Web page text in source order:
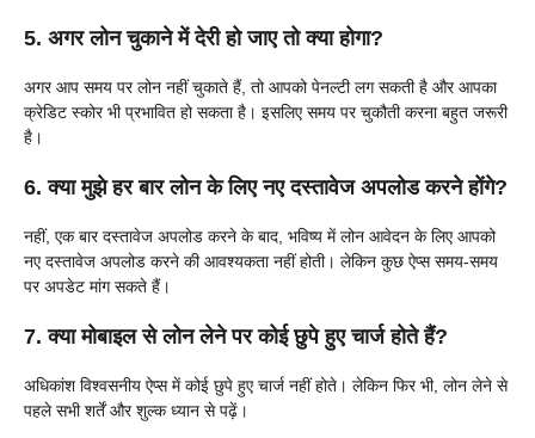
5. अगर लोन चुकाने में देरी हो जाए तो क्या होगा?
अगर आप समय पर लोन नहीं चुकाते हैं, तो आपको पेनल्टी लग सकती है और आपका
क्रेडिट स्कोर भी प्रभावित हो सकता है। इसलिए समय पर चुकौती करना बहुत जरूरी
है।
6. क्या मुझे हर बार लोन के लिए नए दस्तावेज अपलोड करने होंगे?
नहीं, एक बार दस्तावेज अपलोड करने के बाद, भविष्य में लोन आवेदन के लिए आपको
नए दस्तावेज अपलोड करने की आवश्यकता नहीं होती। लेकिन कुछ ऐप्स समय-समय
पर अपडेट मांग सकते हैं।
7. क्या मोबाइल से लोन लेने पर कोई छुपे हुए चार्ज होते हैं?
अधिकांश विश्वसनीय ऐप्स में कोई छुपे हुए चार्ज नहीं होते। लेकिन फिर भी, लोन लेने से
पहले सभी शर्तें और शुल्क ध्यान से पढ़ें।